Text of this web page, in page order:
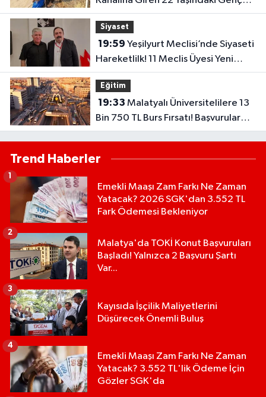
Hayatını Kaybetti!
Siyaset
19:59
Hareketlilk! 11 Meclis Üyesi Yeni
Parti’ye Katıldı..
Eğitim
19:33
Bin 750 TL Burs Fırsatı! Başvurular
Başlıyor...
Trend Haberler
Emekli Maaşı Zam Farkı Ne Zaman
Yatacak? 2026 SGK'dan 3.552 TL
Fark Ödemesi Bekleniyor
1
Malatya'da TOKİ Konut Başvuruları
Başladı! Yalnızca 2 Başvuru Şartı
Var...
2
Kayısıda İşçilik Maliyetlerini
Düşürecek Önemli Buluş
3
Emekli Maaşı Zam Farkı Ne Zaman
Yatacak? 3.552 TL'lik Ödeme İçin
Gözler SGK'da
4